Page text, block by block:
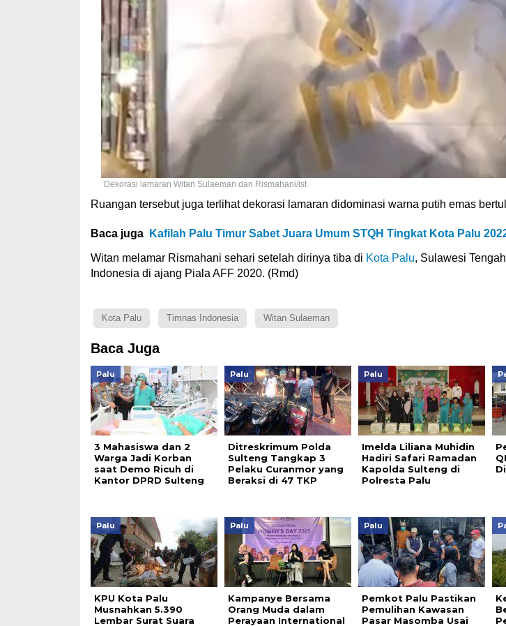
Dekorasi lamaran Witan Sulaeman dan Rismahani/Ist
Ruangan tersebut juga terlihat dekorasi lamaran didominasi warna putih emas
Baca juga Kafilah Palu Timur Sabet Juara Umum STQH Tingkat Kota Palu
Witan melamar Rismahani sehari setelah dirinya tiba di Kota Palu, Sulawesi
Indonesia di ajang Piala AFF 2020. (Rmd)
Kota Palu Timnas Indonesia Witan Sulaeman
Baca Juga
Palu
3 Mahasiswa dan 2
Warga Jadi Korban
saat Demo Ricuh di
Kantor DPRD Sulteng
Palu
Ditreskrimum Polda
Sulteng Tangkap 3
Pelaku Curanmor yang
Beraksi di 47 TKP
Palu
Imelda Liliana Muhidin
Hadiri Safari Ramadan
Kapolda Sulteng di
Polresta Palu
Palu
KPU Kota Palu
Musnahkan 5.390
Lembar Surat Suara
Palu
Kampanye Bersama
Orang Muda dalam
Perayaan International
Palu
Pemkot Palu Pastikan
Pemulihan Kawasan
Pasar Masomba Usai